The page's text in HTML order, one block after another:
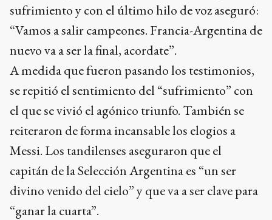
sufrimiento y con el último hilo de voz aseguró:
“Vamos a salir campeones. Francia-Argentina de
nuevo va a ser la final, acordate”.
A medida que fueron pasando los testimonios,
se repitió el sentimiento del “sufrimiento” con
el que se vivió el agónico triunfo. También se
reiteraron de forma incansable los elogios a
Messi. Los tandilenses aseguraron que el
capitán de la Selección Argentina es “un ser
divino venido del cielo” y que va a ser clave para
“ganar la cuarta”.